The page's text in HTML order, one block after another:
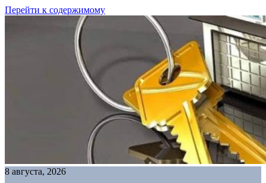
Перейти к содержимому
8 августа, 2026